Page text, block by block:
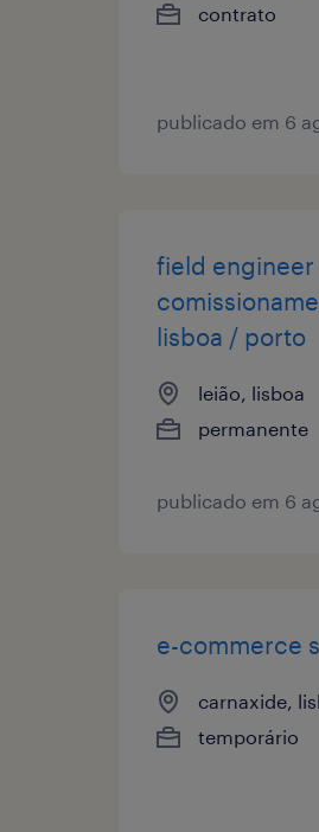
contrato
publicado em 6
field engineer
lisboa / porto
leião, lisboa
permanente
publicado em 6
e-commerce
carnaxide,
temporário